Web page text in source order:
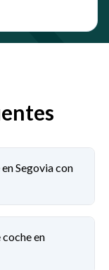
Segovia con
en